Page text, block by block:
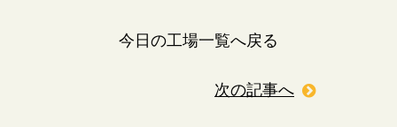
今日の工場一覧へ戻る
次の記事へ